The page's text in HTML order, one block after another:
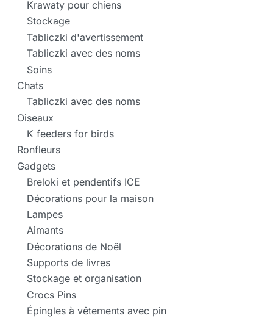
Krawaty pour chiens
Stockage
Tabliczki d'avertissement
Tabliczki avec des noms
Soins
Chats
Tabliczki avec des noms
Oiseaux
K feeders for birds
Ronfleurs
Gadgets
Breloki et pendentifs ICE
Décorations pour la maison
Lampes
Aimants
Décorations de Noël
Supports de livres
Stockage et organisation
Crocs Pins
Épingles à vêtements avec pin